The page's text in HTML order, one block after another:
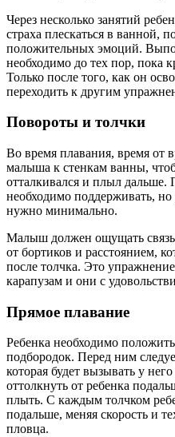
Через несколько занятий
страха плескаться в ванной,
положительных эмоций.
необходимо до тех пор, пока
Только после того, как он
переходить к другим
Повороты и толчки
Во время плавания, время от
малыша к стенкам ванны,
отталкивался и плыл дальше.
необходимо поддерживать, но
нужно минимально.
Малыш должен ощущать
от бортиков и расстоянием,
после толчка. Это
карапузам и они с
Прямое плавание
Ребенка необходимо
подбородок. Перед ним
которая будет вызывать у
оттолкнуть от ребенка
плыть. С каждым толчком
подальше, меняя скорость и
пловца.